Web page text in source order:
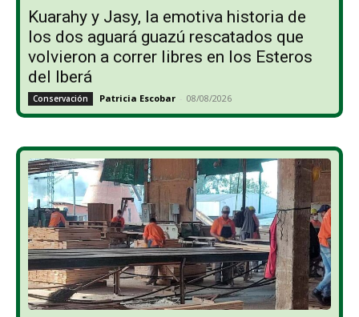
Kuarahy y Jasy, la emotiva historia de
los dos aguará guazú rescatados que
volvieron a correr libres en los Esteros
del Iberá
Conservación Patricia Escobar - 08/08/2026